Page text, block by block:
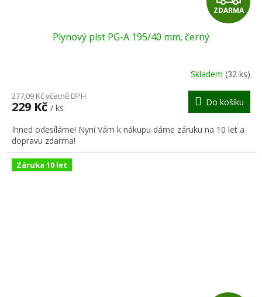
D
R
M
A
ZDARMA
Plynový píst PG-A 195/40 mm, černý
Skladem (32 ks)
277,09 Kč včetně DPH
229 Kč / ks
Do košíku
Ihned odesíláme! Nyní Vám k nákupu dáme záruku na 10 let a
dopravu zdarma!
Záruka 10 let